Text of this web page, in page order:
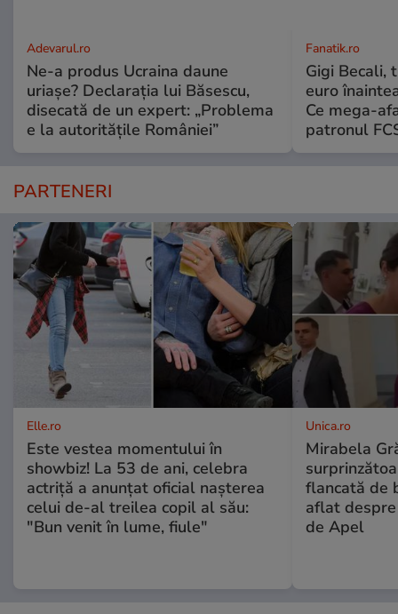
Adevarul.ro
Ne-a produs Ucraina daune
uriașe? Declarația lui Băsescu,
disecată de un expert: „Problema
e la autoritățile României”
Fanatik.ro
Gigi Becali,
euro
Ce mega-
patronul
PARTENERI
Elle.ro
Este vestea momentului în
showbiz! La 53 de ani, celebra
actriță a anunțat oficial nașterea
celui de-al treilea copil al său:
"Bun venit în lume, fiule"
Unica.ro
Mirabela
flancată de
aflat
de Apel